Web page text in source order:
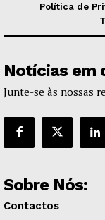
Política de
Notícias em
Junte-se às nossas
Sobre Nós:
Contactos